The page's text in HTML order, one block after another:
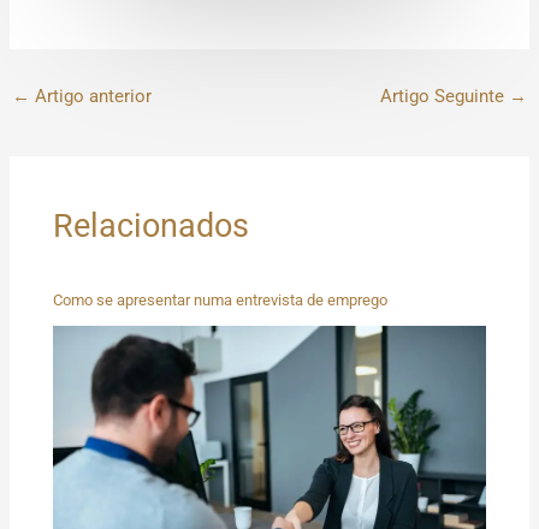
← Artigo anterior Artigo Seguinte →
Relacionados
Como se apresentar numa entrevista de emprego